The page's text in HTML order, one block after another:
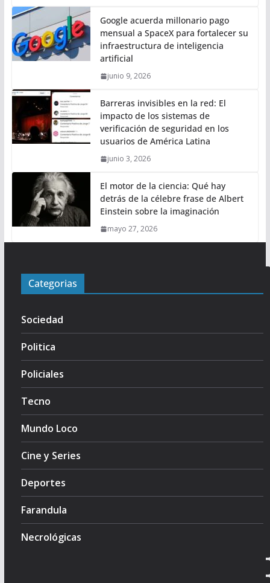
Google acuerda millonario pago
mensual a SpaceX para fortalecer su
infraestructura de inteligencia
artificial
junio 9, 2026
Barreras invisibles en la red: El
impacto de los sistemas de
verificación de seguridad en los
usuarios de América Latina
junio 3, 2026
El motor de la ciencia: Qué hay
detrás de la célebre frase de Albert
Einstein sobre la imaginación
mayo 27, 2026
Categorias
Sociedad
Politica
Policiales
Tecno
Mundo Loco
Cine y Series
Deportes
Farandula
Necrológicas